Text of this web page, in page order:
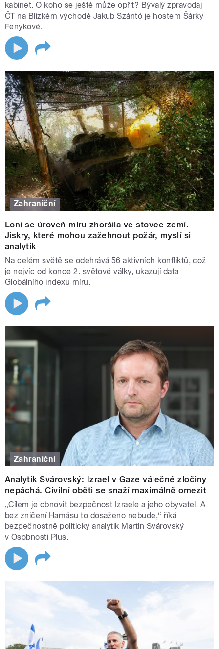
kabinet. O koho se ještě může opřít? Bývalý zpravodaj
ČT na Blízkém východě Jakub Szántó je hostem Šárky
Fenykové.
Zahraniční
Loni se úroveň míru zhoršila ve stovce zemí.
Jiskry, které mohou zažehnout požár, myslí si
analytik
Na celém světě se odehrává 56 aktivních konfliktů, což
je nejvíc od konce 2. světové války, ukazují data
Globálního indexu míru.
Zahraniční
Analytik Svárovský: Izrael v Gaze válečné zločiny
nepáchá. Civilní oběti se snaží maximálně omezit
„Cílem je obnovit bezpečnost Izraele a jeho obyvatel. A
bez zničení Hamásu to dosaženo nebude,“ říká
bezpečnostně politický analytik Martin Svárovský
v Osobnosti Plus.